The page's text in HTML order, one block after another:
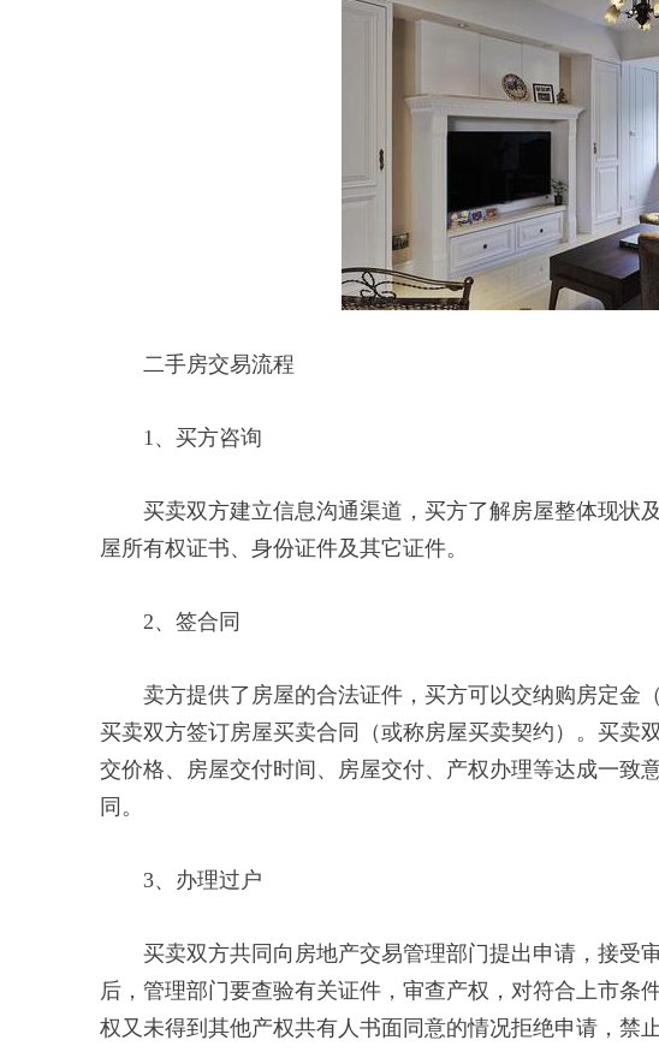
二手房交易流程
1、买方咨询
买卖双方建立信息沟通渠道，买方了解房屋整体现状
屋所有权证书、身份证件及其它证件。
2、签合同
卖方提供了房屋的合法证件，买方可以交纳购房定金（
买卖双方签订房屋买卖合同（或称房屋买卖契约）。买卖
交价格、房屋交付时间、房屋交付、产权办理等达成一致
同。
3、办理过户
买卖双方共同向房地产交易管理部门提出申请，接受
后，管理部门要查验有关证件，审查产权，对符合上市条
权又未得到其他产权共有人书面同意的情况拒绝申请，禁止